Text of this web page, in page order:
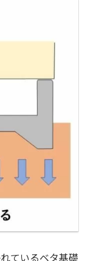
ているベタ基礎